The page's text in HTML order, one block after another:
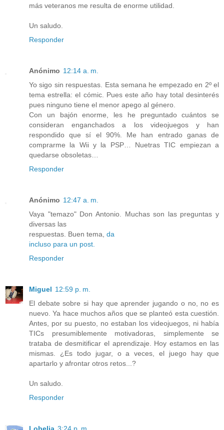
más veteranos me resulta de enorme utilidad.
Un saludo.
Responder
Anónimo 12:14 a. m.
Yo sigo sin respuestas. Esta semana he empezado en 2º el
tema estrella: el cómic. Pues este año hay total desinterés
pues ninguno tiene el menor apego al género.
Con un bajón enorme, les he preguntado cuántos se
consideran enganchados a los videojuegos y han
respondido que sí el 90%. Me han entrado ganas de
comprarme la Wii y la PSP… Nuetras TIC empiezan a
quedarse obsoletas…
Responder
Anónimo 12:47 a. m.
Vaya "temazo" Don Antonio. Muchas son las preguntas y
diversas las
respuestas. Buen tema, da
incluso para un post.
Responder
Miguel 12:59 p. m.
El debate sobre si hay que aprender jugando o no, no es
nuevo. Ya hace muchos años que se planteó esta cuestión.
Antes, por su puesto, no estaban los videojuegos, ni había
TICs presumiblemente motivadoras, simplemente se
trataba de desmitificar el aprendizaje. Hoy estamos en las
mismas. ¿Es todo jugar, o a veces, el juego hay que
apartarlo y afrontar otros retos...?
Un saludo.
Responder
Lobelia 3:24 p. m.